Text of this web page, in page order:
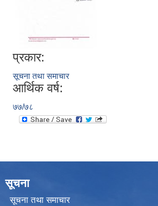
प्रकार:
सूचना तथा समाचार
आर्थिक वर्ष:
७७/७८
सूचना
सूचना तथा समाचार